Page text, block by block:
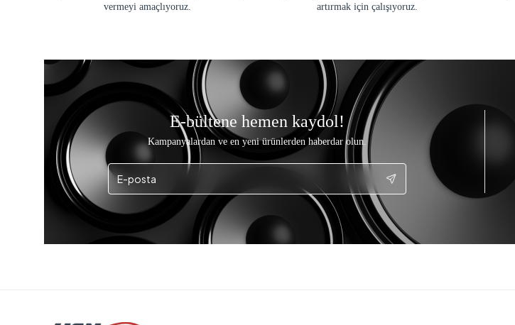
vermeyi amaçlıyoruz.
artırmak için çalışıyoruz.
E-bültene hemen kaydol!
Kampanyalardan ve en yeni ürünlerden haberdar olun.